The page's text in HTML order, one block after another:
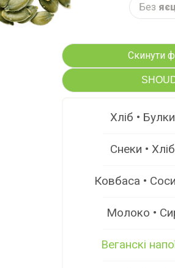
Без
Скинути
Хліб • Булки
Снеки •
Ковбаса •
Молоко •
Веганскі